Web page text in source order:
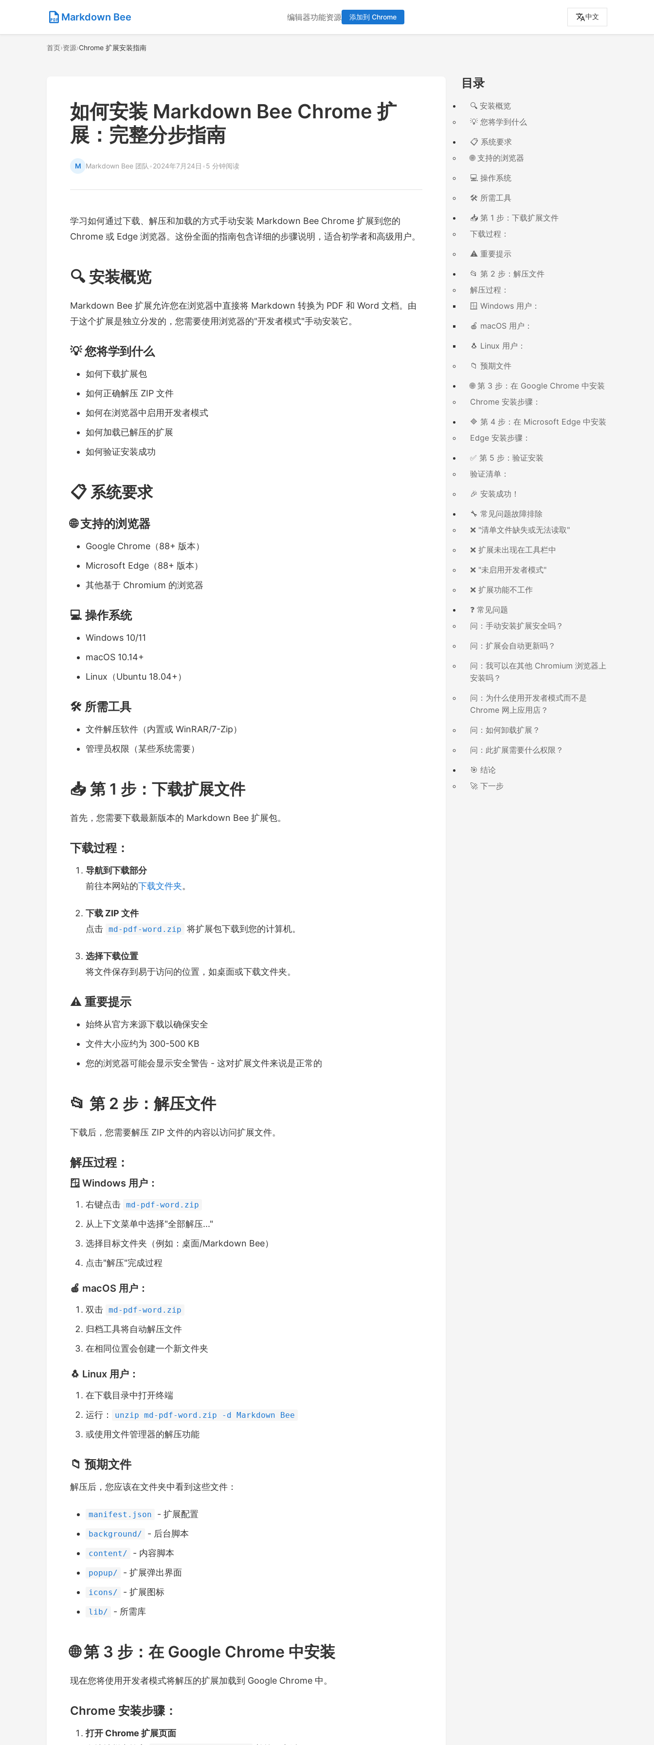
Markdown Bee 编辑器功能资源 添加到 Chrome 中文
首页›资源›Chrome 扩展安装指南
如何安装 Markdown Bee Chrome 扩
展：完整分步指南
M Markdown Bee 团队 •2024年7月24日 •5 分钟阅读
学习如何通过下载、解压和加载的方式手动安装 Markdown Bee Chrome 扩展到您的
Chrome 或 Edge 浏览器。这份全面的指南包含详细的步骤说明，适合初学者和高级用户。
🔍 安装概览
Markdown Bee 扩展允许您在浏览器中直接将 Markdown 转换为 PDF 和 Word 文档。由
于这个扩展是独立分发的，您需要使用浏览器的"开发者模式"手动安装它。
💡 您将学到什么
如何下载扩展包
如何正确解压 ZIP 文件
如何在浏览器中启用开发者模式
如何加载已解压的扩展
如何验证安装成功
📋 系统要求
🌐 支持的浏览器
Google Chrome（88+ 版本）
Microsoft Edge（88+ 版本）
其他基于 Chromium 的浏览器
💻 操作系统
Windows 10/11
macOS 10.14+
Linux（Ubuntu 18.04+）
🛠️ 所需工具
文件解压软件（内置或 WinRAR/7-Zip）
管理员权限（某些系统需要）
📥 第 1 步：下载扩展文件
首先，您需要下载最新版本的 Markdown Bee 扩展包。
下载过程：
导航到下载部分
前往本网站的下载文件夹。
下载 ZIP 文件
点击 md-pdf-word.zip 将扩展包下载到您的计算机。
选择下载位置
将文件保存到易于访问的位置，如桌面或下载文件夹。
⚠️ 重要提示
始终从官方来源下载以确保安全
文件大小应约为 300-500 KB
您的浏览器可能会显示安全警告 - 这对扩展文件来说是正常的
📂 第 2 步：解压文件
下载后，您需要解压 ZIP 文件的内容以访问扩展文件。
解压过程：
🪟 Windows 用户：
右键点击 md-pdf-word.zip
从上下文菜单中选择"全部解压..."
选择目标文件夹（例如：桌面/Markdown Bee）
点击"解压"完成过程
🍎 macOS 用户：
双击 md-pdf-word.zip
归档工具将自动解压文件
在相同位置会创建一个新文件夹
🐧 Linux 用户：
在下载目录中打开终端
运行：
unzip md-pdf-word.zip -d Markdown Bee
或使用文件管理器的解压功能
📁 预期文件
解压后，您应该在文件夹中看到这些文件：
manifest.json - 扩展配置
background/ - 后台脚本
content/ - 内容脚本
popup/ - 扩展弹出界面
icons/ - 扩展图标
lib/ - 所需库
🌐 第 3 步：在 Google Chrome 中安装
现在您将使用开发者模式将解压的扩展加载到 Google Chrome 中。
Chrome 安装步骤：
打开 Chrome 扩展页面
目录
🔍 安装概览
💡 您将学到什么
📋 系统要求
🌐 支持的浏览器
💻 操作系统
🛠️ 所需工具
📥 第 1 步：下载扩展文件
下载过程：
⚠️ 重要提示
📂 第 2 步：解压文件
解压过程：
🪟 Windows 用户：
🍎 macOS 用户：
🐧 Linux 用户：
📁 预期文件
🌐 第 3 步：在 Google Chrome 中安装
Chrome 安装步骤：
🔷 第 4 步：在 Microsoft Edge 中安装
Edge 安装步骤：
✅ 第 5 步：验证安装
验证清单：
🎉 安装成功！
🔧 常见问题故障排除
❌ "清单文件缺失或无法读取"
❌ 扩展未出现在工具栏中
❌ "未启用开发者模式"
❌ 扩展功能不工作
❓ 常见问题
问：手动安装扩展安全吗？
问：扩展会自动更新吗？
问：我可以在其他 Chromium 浏览器上
安装吗？
问：为什么使用开发者模式而不是
Chrome 网上应用店？
问：如何卸载扩展？
问：此扩展需要什么权限？
🎯 结论
🚀 下一步